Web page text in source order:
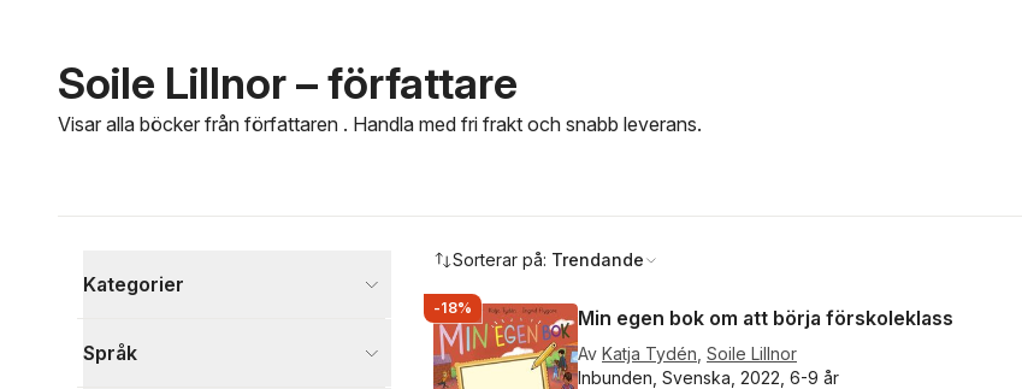
Soile Lillnor – författare
Visar alla böcker från författaren . Handla med fri frakt och snabb leverans.
Kategorier
Språk
Sorterar på: Trendande
-18% Min egen bok om att börja förskoleklass
Av Katja Tydén Soile Lillnor
Inbunden, Svenska, 2022, 6-9 år